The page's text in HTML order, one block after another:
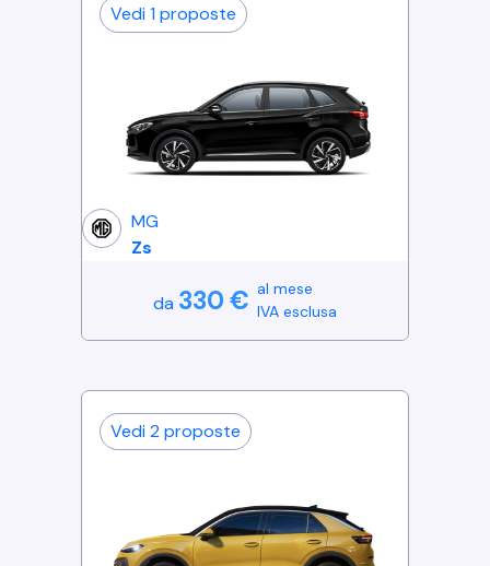
Vedi 1 proposte
MG
Zs
da 330€ al mese
IVA esclusa
Vedi 2 proposte